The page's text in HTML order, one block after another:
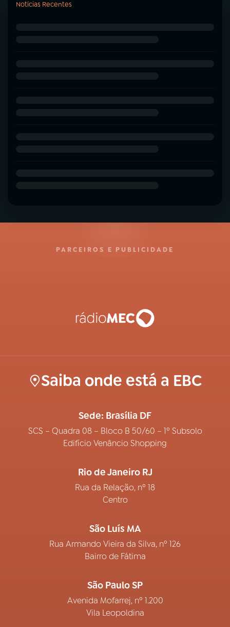
Notícias Recentes
PARCEIROS E PUBLICIDADE
Saiba onde está a EBC
Sede: Brasília DF
SCS – Quadra 08 – Bloco B 50/60 – 1º Subsolo
Edifício Venâncio Shopping
Rio de Janeiro RJ
Rua da Relação, nº 18
Centro
São Luís MA
Rua Armando Vieira da Silva, nº 126
Bairro de Fátima
São Paulo SP
Avenida Mofarrej, nº 1.200
Vila Leopoldina